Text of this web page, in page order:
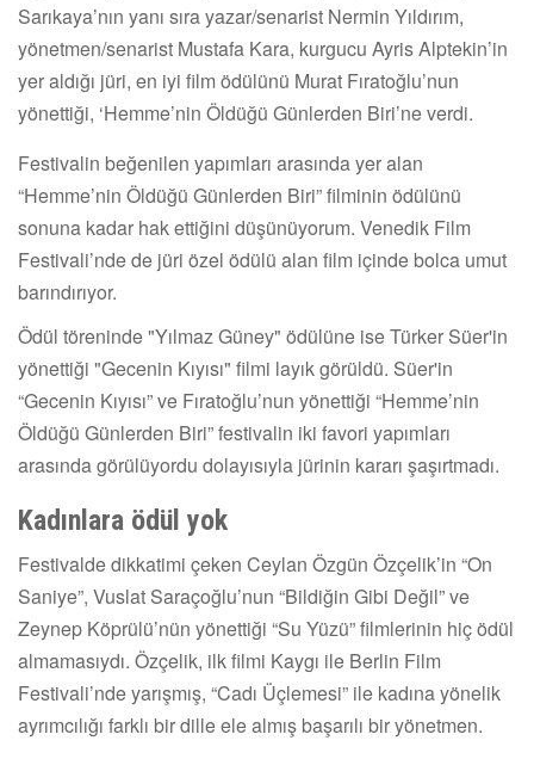
Sarıkaya’nın yanı sıra yazar/senarist Nermin Yıldırım,
yönetmen/senarist Mustafa Kara, kurgucu Ayris Alptekin’in
yer aldığı jüri, en iyi film ödülünü Murat Fıratoğlu’nun
yönettiği, ‘Hemme’nin Öldüğü Günlerden Biri’ne verdi.
Festivalin beğenilen yapımları arasında yer alan
“Hemme’nin Öldüğü Günlerden Biri” filminin ödülünü
sonuna kadar hak ettiğini düşünüyorum. Venedik Film
Festivali’nde de jüri özel ödülü alan film içinde bolca umut
barındırıyor.
Ödül töreninde "Yılmaz Güney" ödülüne ise Türker Süer'in
yönettiği "Gecenin Kıyısı" filmi layık görüldü. Süer'in
“Gecenin Kıyısı” ve Fıratoğlu’nun yönettiği “Hemme’nin
Öldüğü Günlerden Biri” festivalin iki favori yapımları
arasında görülüyordu dolayısıyla jürinin kararı şaşırtmadı.
Kadınlara ödül yok
Festivalde dikkatimi çeken Ceylan Özgün Özçelik’in “On
Saniye”, Vuslat Saraçoğlu’nun “Bildiğin Gibi Değil” ve
Zeynep Köprülü’nün yönettiği “Su Yüzü” filmlerinin hiç ödül
almamasıydı. Özçelik, ilk filmi Kaygı ile Berlin Film
Festivali’nde yarışmış, “Cadı Üçlemesi” ile kadına yönelik
ayrımcılığı farklı bir dille ele almış başarılı bir yönetmen.